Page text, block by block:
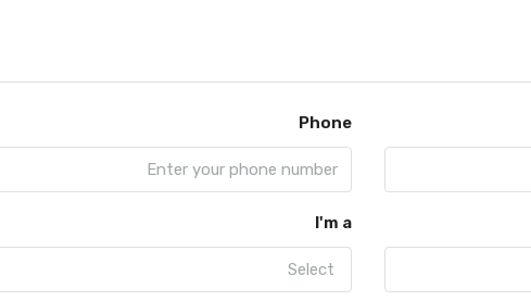
Phone
I'm a
Select